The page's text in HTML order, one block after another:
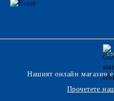
Нашият онлайн магазин
Прочетете